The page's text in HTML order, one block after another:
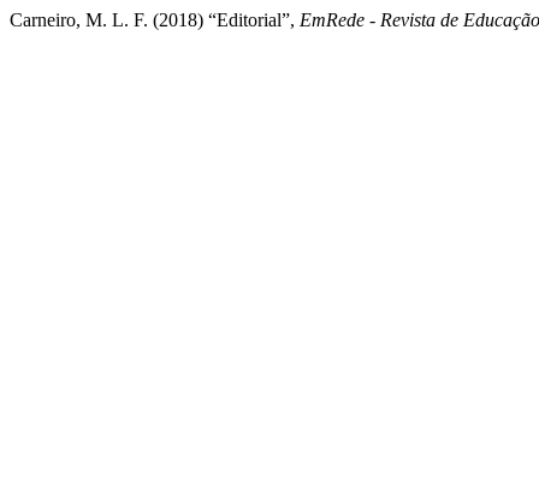
Carneiro, M. L. F. (2018) “Editorial”, EmRede - Revista de